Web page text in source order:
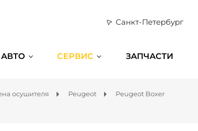
Санкт-Петербург
СЕРВИС ЗАПЧАСТИ
осушителя Peugeot Peugeot Boxer